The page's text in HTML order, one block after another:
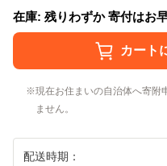
在庫: 残りわずか 寄付はお
現在お住まいの自治体へ寄附
ません。
配送時期：